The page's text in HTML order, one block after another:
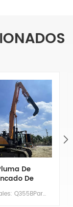
De
De
De
En FormaMateriales: Q355BParámetros principalesModeloCX380CLongitud de la pluma10,5 MLongitud del brazo5 MTipo de cilindro de brazotipo de comercio exterior (extranjero)Contrapeso7 TONELADAS